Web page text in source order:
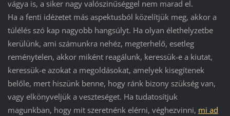
vágya is, a siker nagy valószinűséggel nem marad el.
Ha a fenti idézetet más aspektusból közelítjük meg, akkor a
túlélés szó kap nagyobb hangsúlyt. Ha olyan élethelyzetbe
kerülünk, ami számunkra nehéz, megterhelő, esetleg
reménytelen, akkor miként reagálunk, keressük-e a kiutat,
keressük-e azokat a megoldásokat, amelyek kisegítenek
belőle, mert hiszünk benne, hogy ránk bizony szükség van,
vagy elkönyveljük a veszteséget. Ha tudatosítjuk
magunkban, hogy mit szeretnénk elérni, véghezvinni, mi ad